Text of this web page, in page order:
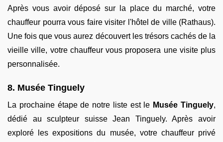
Après vous avoir déposé sur la place du marché, votre
chauffeur pourra vous faire visiter l'hôtel de ville (Rathaus).
Une fois que vous aurez découvert les trésors cachés de la
vieille ville, votre chauffeur vous proposera une visite plus
personnalisée.
8. Musée Tinguely
La prochaine étape de notre liste est le Musée Tinguely,
dédié au sculpteur suisse Jean Tinguely. Après avoir
exploré les expositions du musée, votre chauffeur privé